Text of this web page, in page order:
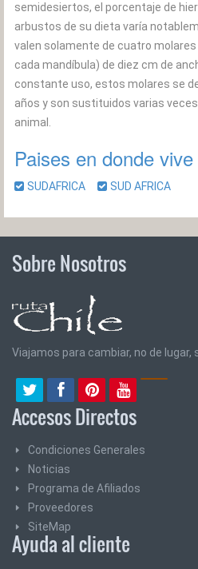
semidesiertos, el porcentaje de
arbustos de su dieta varía
valen solamente de cuatro
cada mandíbula) de diez cm de
constante uso, estos molares se
años y son sustituidos varias veces
animal.
Paises en donde
SUDAFRICA SUD AFRICA
Sobre Nosotros
Viajamos para cambiar, no de lugar,
Accesos Directos
Condiciones Generales
Noticias
Programa de Afiliados
Proveedores
SiteMap
Ayuda al cliente